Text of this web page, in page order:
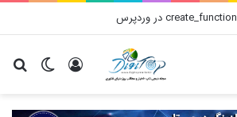
تغییر ورود